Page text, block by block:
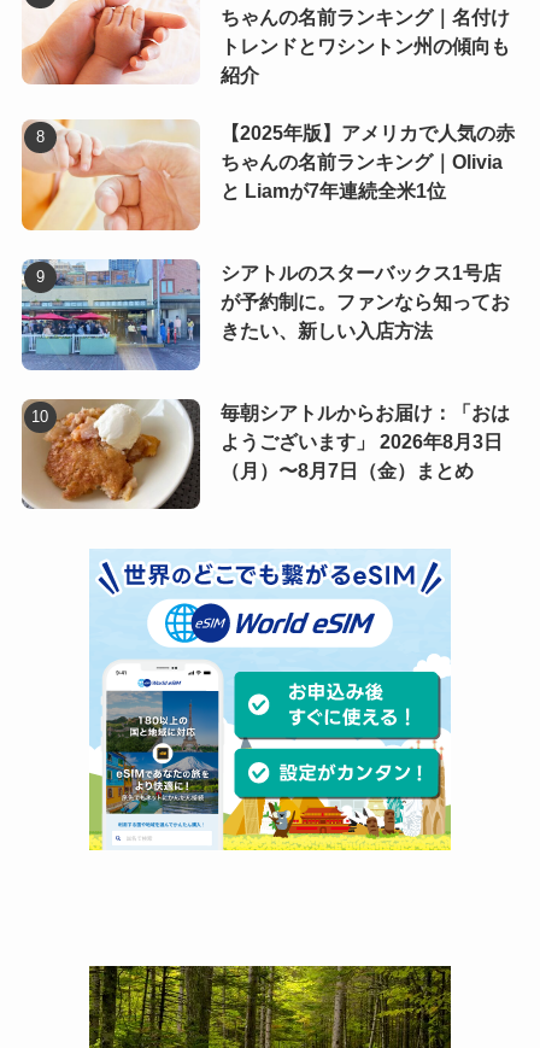
ちゃんの名前ランキング｜名付け
トレンドとワシントン州の傾向も
紹介
【2025年版】アメリカで人気の赤
ちゃんの名前ランキング｜Olivia
と Liamが7年連続全米1位
シアトルのスターバックス1号店
が予約制に。ファンなら知ってお
きたい、新しい入店方法
毎朝シアトルからお届け：「おは
ようございます」 2026年8月3日
（月）〜8月7日（金）まとめ